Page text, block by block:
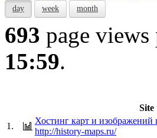
day week month
693 page views
15:59.
Site
1.
Хостинг карт и изображений
http://history-maps.ru/